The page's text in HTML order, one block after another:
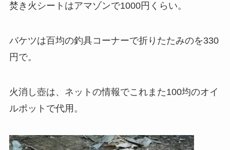
焚き火シートはアマゾンで1000円くらい。
バケツは百均の釣具コーナーで折りたたみのを330
円で。
火消し壺は、ネットの情報でこれまた100均のオイ
ルポットで代用。